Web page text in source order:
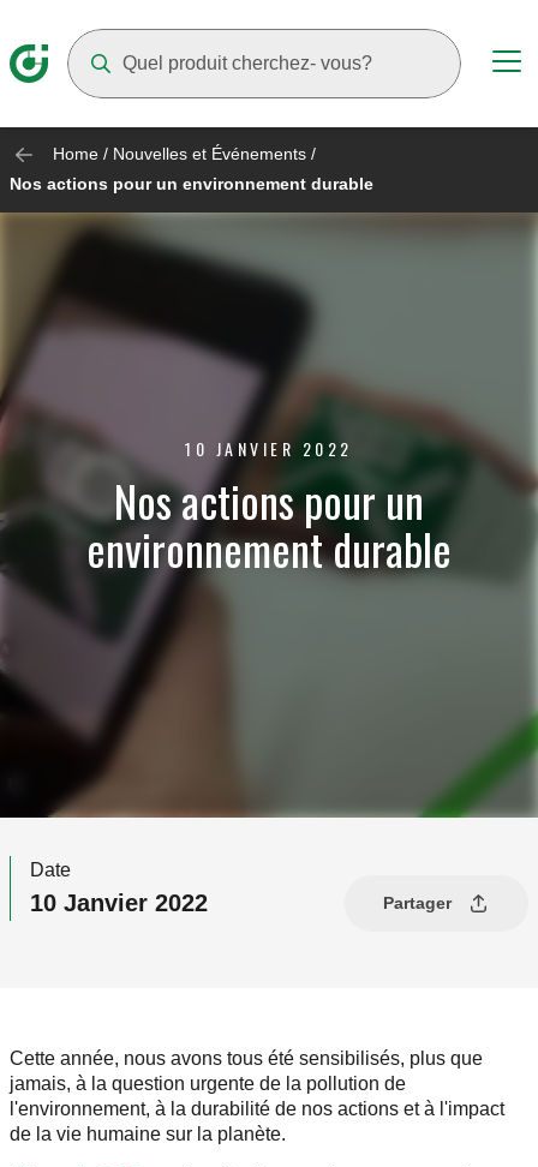
Home / Nouvelles et Événements /
Nos actions pour un environnement durable
10 JANVIER 2022
Nos actions pour un
environnement durable
Date
10 Janvier 2022 Partager
Cette année, nous avons tous été sensibilisés, plus que
jamais, à la question urgente de la pollution de
l'environnement, à la durabilité de nos actions et à l'impact
de la vie humaine sur la planète.